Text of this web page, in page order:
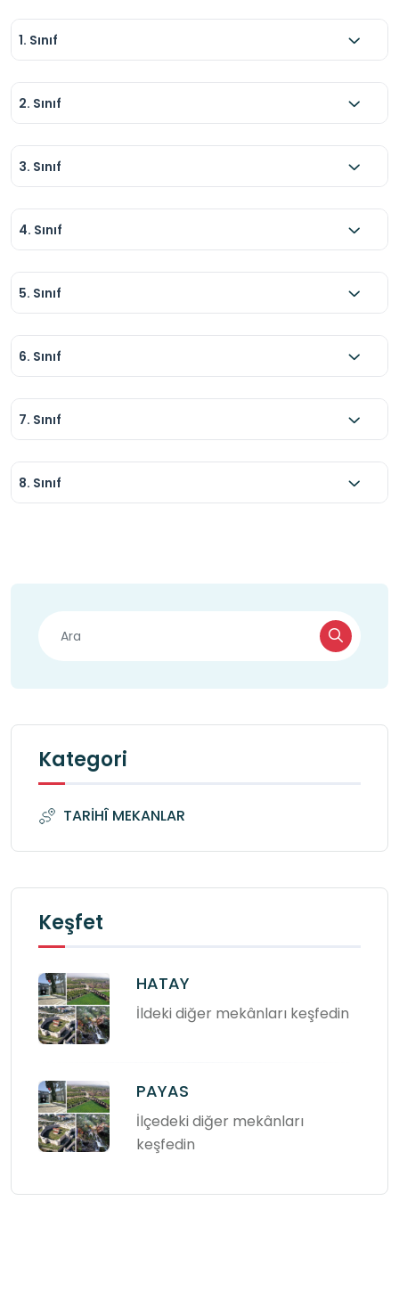
1. Sınıf
2. Sınıf
3. Sınıf
4. Sınıf
5. Sınıf
6. Sınıf
7. Sınıf
8. Sınıf
Kategori
TARİHÎ MEKANLAR
Keşfet
HATAY
İldeki diğer mekânları keşfedin
PAYAS
İlçedeki diğer mekânları
keşfedin